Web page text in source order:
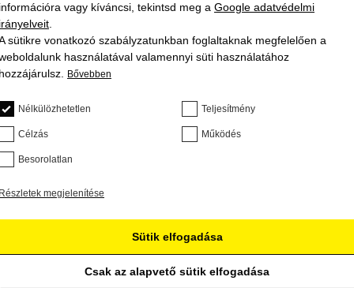
információra vagy kíváncsi, tekintsd meg a Google adatvédelmi
irányelveit
sütikre vonatkozó szabályzatunkban foglaltaknak megfelelően a
használatával valamennyi süti használatához
hozzájárulsz.
Bővebben
Nélkülözhetetlen Teljesítmény
Célzás Működés
Besorolatlan
Részletek megjelenítése
Sütik elfogadása
Csak az alapvető sütik elfogadása